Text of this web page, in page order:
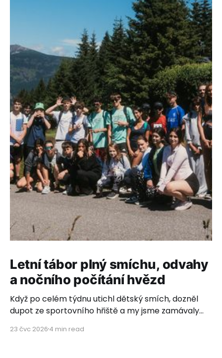
Letní tábor plný smíchu, odvahy
a nočního počítání hvězd
Když po celém týdnu utichl dětský smích, dozněl
dupot ze sportovního hřiště a my jsme zamávaly
ticho. Ticho plné vděčnosti, dojetí a hlubokého
23 čvc 2026 4 min read